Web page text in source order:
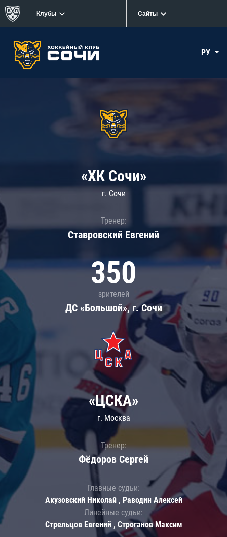
Клубы Сайты
РУ
«ХК Сочи»
г. Сочи
Тренер:
Ставровский Евгений
350
зрителей
ДС «Большой», г. Сочи
«ЦСКА»
г. Москва
Тренер:
Фёдоров Сергей
Главные судьи:
Акузовский Николай , Раводин Алексей
Линейные судьи:
Стрельцов Евгений , Строганов Максим